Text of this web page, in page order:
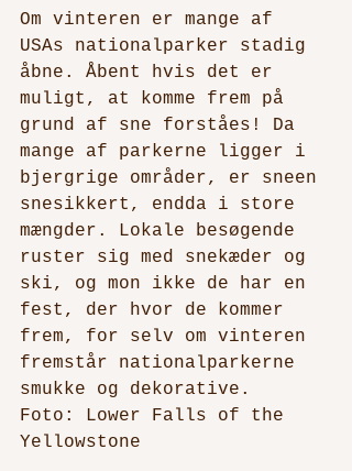
Om vinteren er mange af
USAs nationalparker stadig
åbne. Åbent hvis det er
muligt, at komme frem på
grund af sne forståes! Da
mange af parkerne ligger i
bjergrige områder, er sneen
snesikkert, endda i store
mængder. Lokale besøgende
ruster sig med snekæder og
ski, og mon ikke de har en
fest, der hvor de kommer
frem, for selv om vinteren
fremstår nationalparkerne
smukke og dekorative.
Foto: Lower Falls of the
Yellowstone